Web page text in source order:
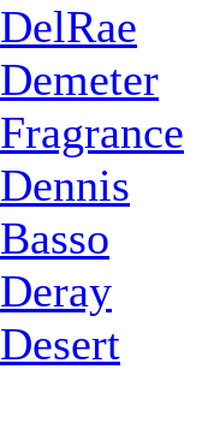
DelRae
Demeter
Fragrance
Dennis
Basso
Deray
Desert